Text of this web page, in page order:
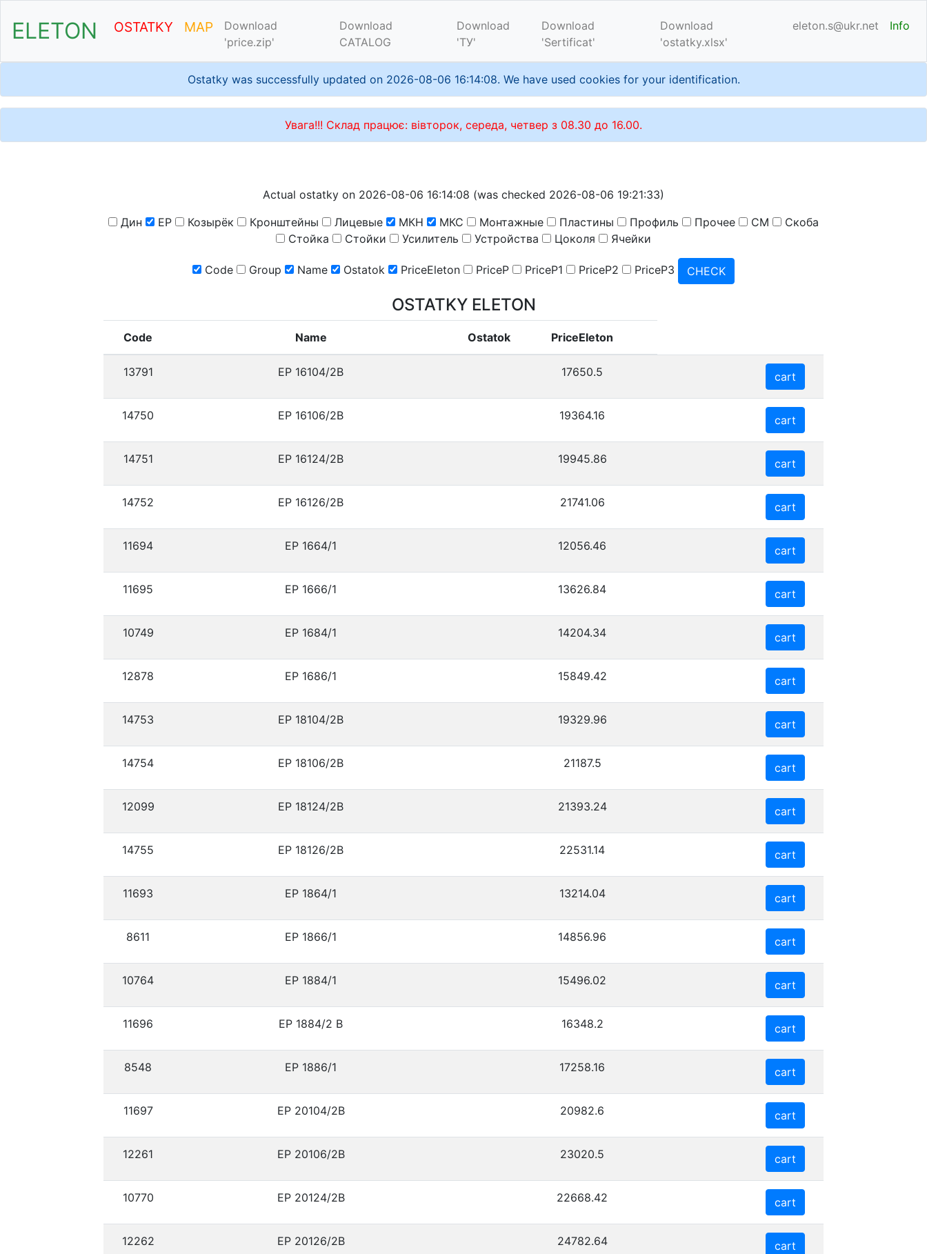
ELETON OSTATKY MAP
Download
'price.zip'
Download
CATALOG
Download
'ТУ'
Download
'Sertificat'
Download
'ostatky.xlsx'
eleton.s@ukr.net Info
Ostatky was successfully updated on 2026-08-06 16:14:08. We have used cookies for your identification.
Увага!!! Склад працює: вівторок, середа, четвер з 08.30 до 16.00.
Actual ostatky on 2026-08-06 16:14:08 (was checked 2026-08-06 19:21:33)
Дин
ЕР Козырёк Кронштейны Лицевые МКН МКС Монтажные Пластины Профиль Прочее СМ
Скоба
Стойка
Стойки Усилитель Устройства Цоколя Ячейки
Code Group Name Ostatok PriceEleton PriceP PriceP1 PriceP2 PriceP3 CHECK
OSTATKY ELETON
Code Name Ostatok PriceEleton
13791 ЕР 16104/2В 17650.5 cart
14750 ЕР 16106/2В 19364.16 cart
14751 ЕР 16124/2В 19945.86 cart
14752 ЕР 16126/2В 21741.06 cart
11694 ЕР 1664/1 12056.46 cart
11695 ЕР 1666/1 13626.84 cart
10749 ЕР 1684/1 14204.34 cart
12878 ЕР 1686/1 15849.42 cart
14753 ЕР 18104/2В 19329.96 cart
14754 ЕР 18106/2В 21187.5 cart
12099 ЕР 18124/2В 21393.24 cart
14755 ЕР 18126/2В 22531.14 cart
11693 ЕР 1864/1 13214.04 cart
8611 ЕР 1866/1 14856.96 cart
10764 ЕР 1884/1 15496.02 cart
11696 ЕР 1884/2 В 16348.2 cart
8548 ЕР 1886/1 17258.16 cart
11697 ЕР 20104/2В 20982.6 cart
12261 ЕР 20106/2В 23020.5 cart
10770 ЕР 20124/2В 22668.42 cart
12262 ЕР 20126/2В 24782.64 cart